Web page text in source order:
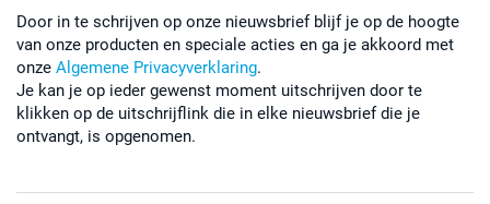
Door in te schrijven op onze nieuwsbrief blijf je op de hoogte
van onze producten en speciale acties en ga je akkoord met
onze Algemene Privacyverklaring.
Je kan je op ieder gewenst moment uitschrijven door te
klikken op de uitschrijflink die in elke nieuwsbrief die je
ontvangt, is opgenomen.